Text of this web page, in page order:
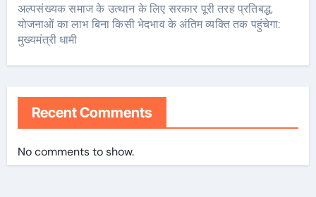
अल्पसंख्यक समाज के उत्थान के लिए सरकार पूरी तरह प्रतिबद्ध,
योजनाओं का लाभ बिना किसी भेदभाव के अंतिम व्यक्ति तक पहुंचेगा:
मुख्यमंत्री धामी
Recent Comments
No comments to show.